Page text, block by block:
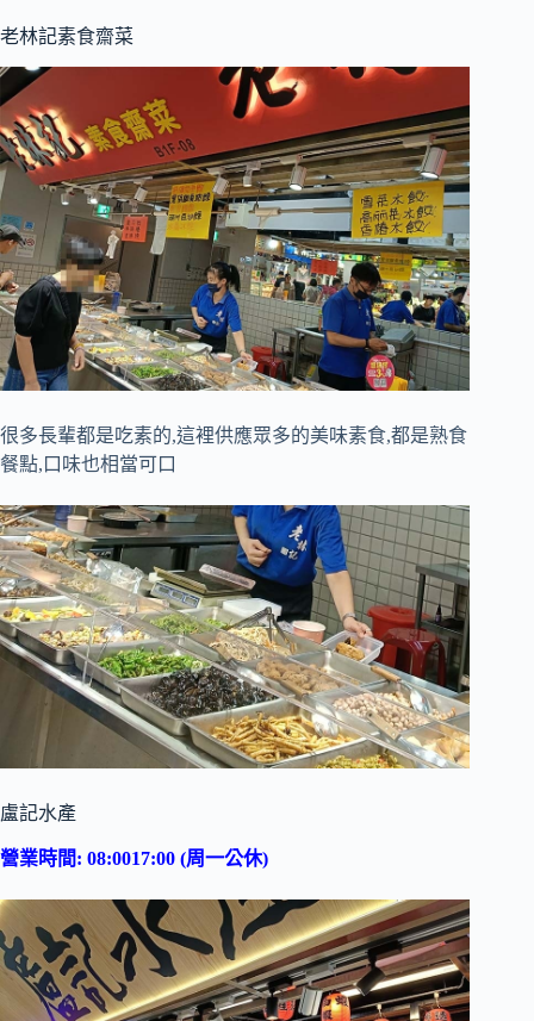
老林記素食齋菜
很多長輩都是吃素的,這裡供應眾多的美味素食,都是熟食
餐點,口味也相當可口
盧記水產
營業時間: 08:0017:00 (周一公休)